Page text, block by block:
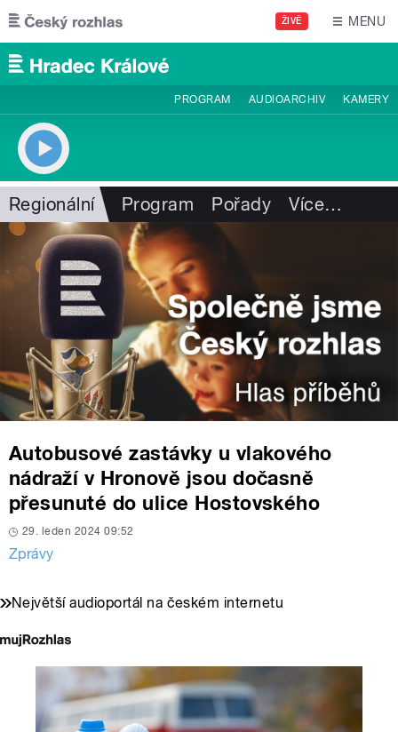
Přejít k hlavnímu obsahu
ŽIVĚ MENU
PROGRAM AUDIOARCHIV KAMERY
Regionální Program Pořady Více…
Autobusové zastávky u vlakového
nádraží v Hronově jsou dočasně
přesunuté do ulice Hostovského
29. leden 2024 09:52
Zprávy
Největší audioportál na českém internetu